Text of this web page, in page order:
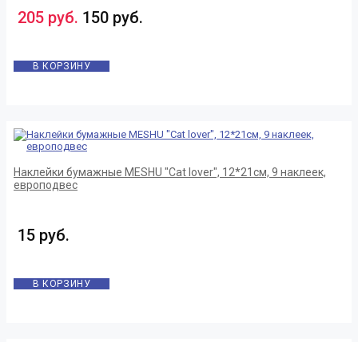
205 руб. 150 руб.
В КОРЗИНУ
Наклейки бумажные MESHU "Cat lover", 12*21см, 9 наклеек,
европодвес
15 руб.
В КОРЗИНУ